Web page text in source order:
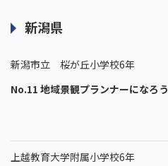
新潟県
新潟市立 桜が丘小学校6年
No.11 地域景観プランナーになろう
上越教育大学附属小学校6年